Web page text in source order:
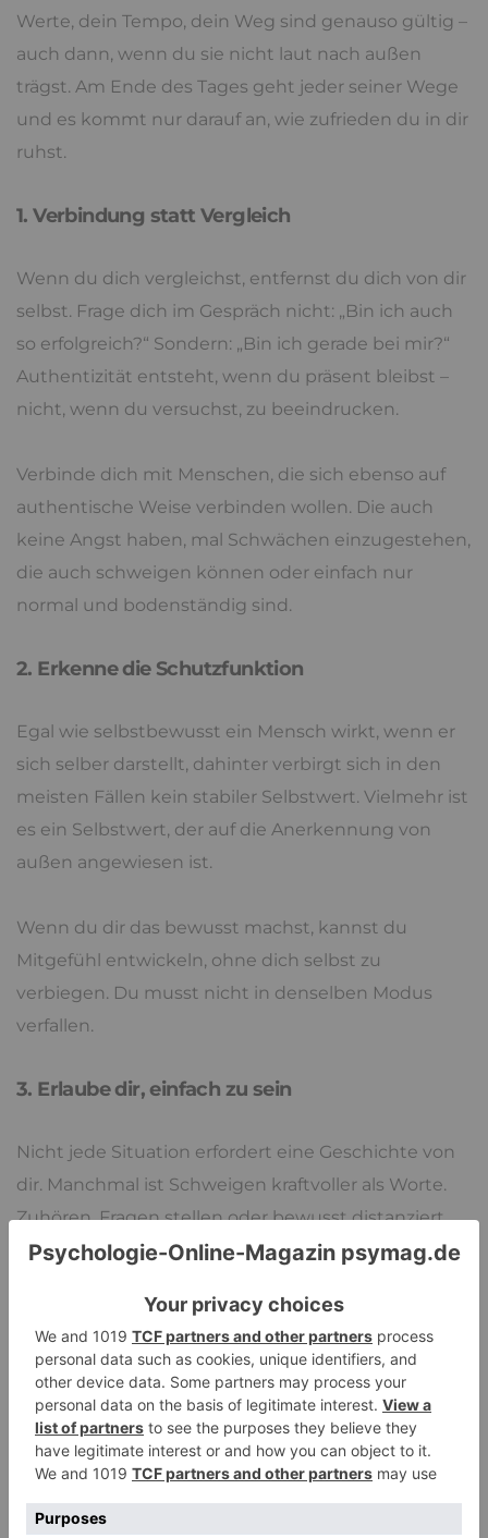
Werte, dein Tempo, dein Weg sind genauso gültig –
auch dann, wenn du sie nicht laut nach außen
trägst. Am Ende des Tages geht jeder seiner Wege
und es kommt nur darauf an, wie zufrieden du in dir
ruhst.
1. Verbindung statt Vergleich
Wenn du dich vergleichst, entfernst du dich von dir
selbst. Frage dich im Gespräch nicht: „Bin ich auch
so erfolgreich?“ Sondern: „Bin ich gerade bei mir?“
Authentizität entsteht, wenn du präsent bleibst –
nicht, wenn du versuchst, zu beeindrucken.
Verbinde dich mit Menschen, die sich ebenso auf
authentische Weise verbinden wollen. Die auch
keine Angst haben, mal Schwächen einzugestehen,
die auch schweigen können oder einfach nur
normal und bodenständig sind.
2. Erkenne die Schutzfunktion
Egal wie selbstbewusst ein Mensch wirkt, wenn er
sich selber darstellt, dahinter verbirgt sich in den
meisten Fällen kein stabiler Selbstwert. Vielmehr ist
es ein Selbstwert, der auf die Anerkennung von
außen angewiesen ist.
Wenn du dir das bewusst machst, kannst du
Mitgefühl entwickeln, ohne dich selbst zu
verbiegen. Du musst nicht in denselben Modus
verfallen.
3. Erlaube dir, einfach zu sein
Nicht jede Situation erfordert eine Geschichte von
dir. Manchmal ist Schweigen kraftvoller als Worte.
Zuhören, Fragen stellen oder bewusst distanziert
bleiben – all das signalisiert innere Stabilität.
Es kann sehr entspannend sein, wenn man nicht
mehr versucht, anderen Menschen etwas zu
beweisen. Möchten sich andere besser fühlen und
halten dich deshalb klein oder vermitteln dir das
Gefühl, beispielsweise dumm oder nicht gut genug
zu sein, so birgt das ungeahnte Freiheiten.
Narrenfreiheit, sozusagen. Du kannst sein, wie du